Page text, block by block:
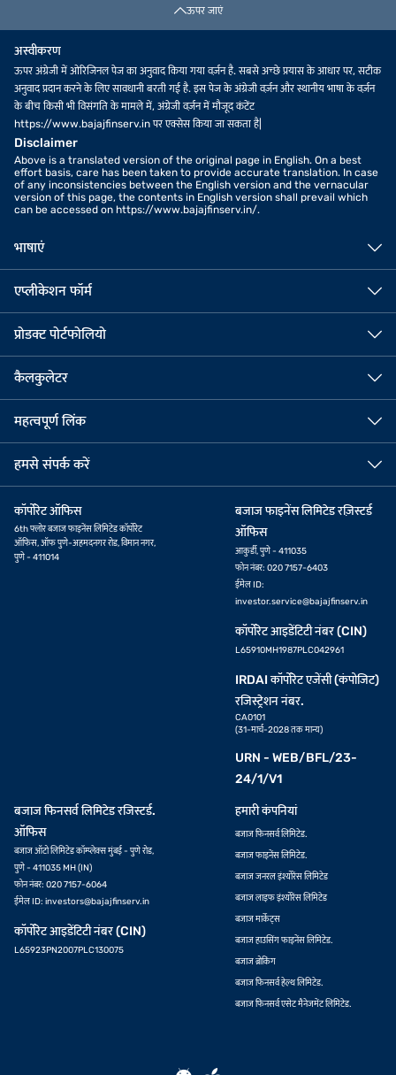
ऊपर जाएं
अस्वीकरण
ऊपर अंग्रेजी में ओरिजिनल पेज का अनुवाद किया गया वर्ज़न है. सबसे अच्छे प्रयास के आधार पर, सटीक
अनुवाद प्रदान करने के लिए सावधानी बरती गई है. इस पेज के अंग्रेजी वर्ज़न और स्थानीय भाषा के वर्ज़न
के बीच किसी भी विसंगति के मामले में, अंग्रेजी वर्ज़न में मौजूद कंटेंट
https://www.bajajfinserv.in पर एक्सेस किया जा सकता है|
Disclaimer
Above is a translated version of the original page in English. On a best
effort basis, care has been taken to provide accurate translation. In case
of any inconsistencies between the English version and the vernacular
version of this page, the contents in English version shall prevail which
can be accessed on https://www.bajajfinserv.in/.
भाषाएं
एप्लीकेशन फॉर्म
प्रोडक्ट पोर्टफोलियो
कैलकुलेटर
महत्वपूर्ण लिंक
हमसे संपर्क करें
कॉर्पोरेट ऑफिस
6th फ्लोर बजाज फाइनेंस लिमिटेड कॉर्पोरेट
ऑफिस, ऑफ पुणे-अहमदनगर रोड, विमान नगर,
पुणे - 411014
बजाज फाइनेंस लिमिटेड रज़िस्टर्ड
ऑफिस
आकुर्डी, पुणे - 411035
फोन नंबर: 020 7157-6403
ईमेल ID:
investor.service@bajajfinserv.in
कॉर्पोरेट आइडेंटिटी नंबर (CIN)
L65910MH1987PLC042961
IRDAI कॉर्पोरेट एजेंसी (कंपोजिट)
रजिस्ट्रेशन नंबर.
CA0101
(31-मार्च-2028 तक मान्य)
URN - WEB/BFL/23-
24/1/V1
बजाज फिनसर्व लिमिटेड रजिस्टर्ड.
ऑफिस
बजाज ऑटो लिमिटेड कॉम्प्लेक्स मुंबई - पुणे रोड,
पुणे - 411035 MH (IN)
फोन नंबर: 020 7157-6064
ईमेल ID: investors@bajajfinserv.in
कॉर्पोरेट आइडेंटिटी नंबर (CIN)
L65923PN2007PLC130075
हमारी कंपनियां
बजाज फिनसर्व लिमिटेड.
बजाज फाइनेंस लिमिटेड.
बजाज जनरल इंश्योरेंस लिमिटेड
बजाज लाइफ इंश्योरेंस लिमिटेड
बजाज मार्केट्स
बजाज हाउसिंग फाइनेंस लिमिटेड.
बजाज ब्रोकिंग
बजाज फिनसर्व हेल्थ लिमिटेड.
बजाज फिनसर्व एसेट मैनेजमेंट लिमिटेड.